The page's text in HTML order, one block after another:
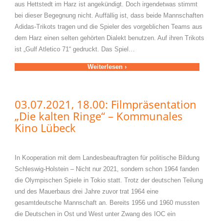
aus Hettstedt im Harz ist angekündigt. Doch irgendetwas stimmt
bei dieser Begegnung nicht. Auffällig ist, dass beide Mannschaften
Adidas-Trikots tragen und die Spieler des vorgeblichen Teams aus
dem Harz einen selten gehörten Dialekt benutzen. Auf ihren Trikots
ist „Gulf Atletico 71“ gedruckt. Das Spiel…
Weiterlesen ›
03.07.2021, 18.00: Filmpräsentation
„Die kalten Ringe“ – Kommunales
Kino Lübeck
In Kooperation mit dem Landesbeauftragten für politische Bildung
Schleswig-Holstein – Nicht nur 2021, sondern schon 1964 fanden
die Olympischen Spiele in Tokio statt. Trotz der deutschen Teilung
und des Mauerbaus drei Jahre zuvor trat 1964 eine
gesamtdeutsche Mannschaft an. Bereits 1956 und 1960 mussten
die Deutschen in Ost und West unter Zwang des IOC ein